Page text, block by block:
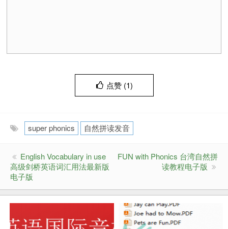
点赞 (1)
super phonics 自然拼读发音
English Vocabulary in use
高级剑桥英语词汇用法最新版
电子版
FUN with Phonics 台湾自然拼
读教程电子版